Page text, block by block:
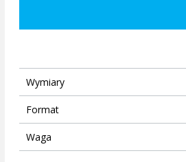
Wymiary
Format
Waga